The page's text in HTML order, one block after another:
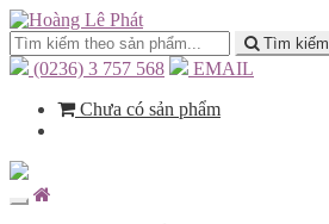
Tìm kiếm
(0236) 3 757 568
EMAIL
Chưa có sản phẩm